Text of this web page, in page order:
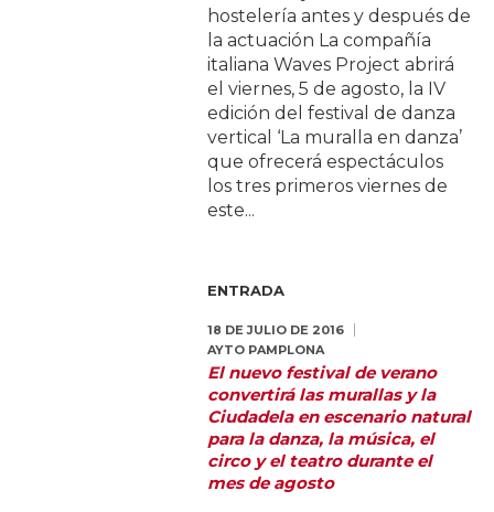
hostelería antes y después de
la actuación La compañía
italiana Waves Project abrirá
el viernes, 5 de agosto, la IV
edición del festival de danza
vertical ‘La muralla en danza’
que ofrecerá espectáculos
los tres primeros viernes de
este...
ENTRADA
18 DE JULIO DE 2016
AYTO PAMPLONA
El nuevo festival de verano
convertirá las murallas y la
Ciudadela en escenario natural
para la danza, la música, el
circo y el teatro durante el
mes de agosto